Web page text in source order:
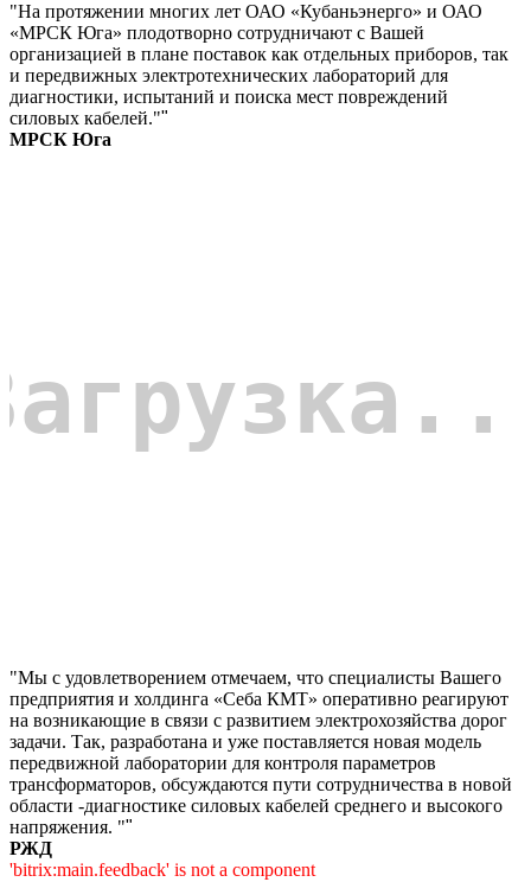
"На протяжении многих лет ОАО «Кубаньэнерго» и ОАО
«МРСК Юга» плодотворно сотрудничают с Вашей
организацией в плане поставок как отдельных приборов, так
и передвижных электротехнических лабораторий для
диагностики, испытаний и поиска мест повреждений
силовых кабелей.""
МРСК Юга
"Мы с удовлетворением отмечаем, что специалисты Вашего
предприятия и холдинга «Себа КМТ» оперативно реагируют
на возникающие в связи с развитием электрохозяйства дорог
задачи. Так, разработана и уже поставляется новая модель
передвижной лаборатории для контроля параметров
трансформаторов, обсуждаются пути сотрудничества в новой
области -диагностике силовых кабелей среднего и высокого
напряжения. ""
РЖД
'bitrix:main.feedback' is not a component